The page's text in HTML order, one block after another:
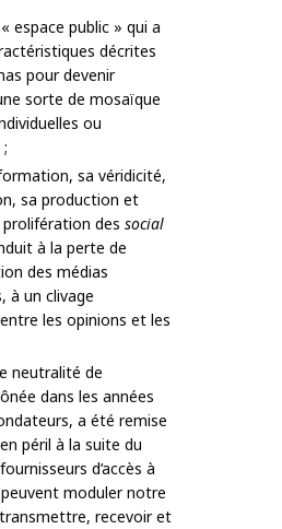
espace public » qui a
décrites
pour devenir
sorte de mosaïque
ou
sa véridicité,
sa production et
des social
à la perte de
des médias
à un clivage
les opinions et les
neutralité de
dans les années
a été remise
péril à la suite du
d’accès à
moduler notre
recevoir et